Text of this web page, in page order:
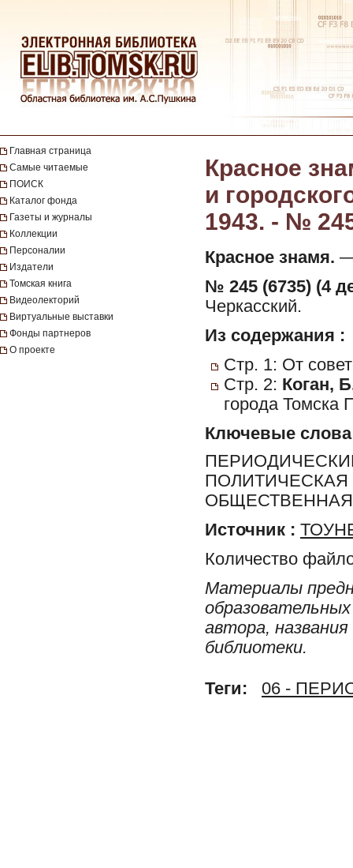
Главная страница
Самые читаемые
ПОИСК
Каталог фонда
Газеты и журналы
Коллекции
Персоналии
Издатели
Томская книга
Видеолекторий
Виртуальные выставки
Фонды партнеров
О проекте
Красное
и
1943. - №
Красное знамя. —
№ 245 (6735) (4
Черкасский.
Из содержания :
Стр. 1: От
Стр. 2: Коган,
города
Ключевые слова
Источник :
Количество
Материалы
автора,
библиотеки.
Теги: 06 -